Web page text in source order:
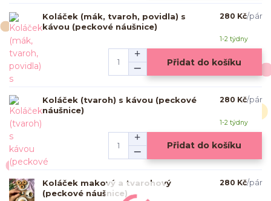
Koláček (mák, tvaroh, povidla) s
kávou (peckové náušnice)
280 Kč/pár
1-2 týdny
Přidat do košíku
Koláček (tvaroh) s kávou (peckové
náušnice)
280 Kč/pár
1-2 týdny
Přidat do košíku
Koláček makový a tvarohový
(peckové náušnice)
280 Kč/pár